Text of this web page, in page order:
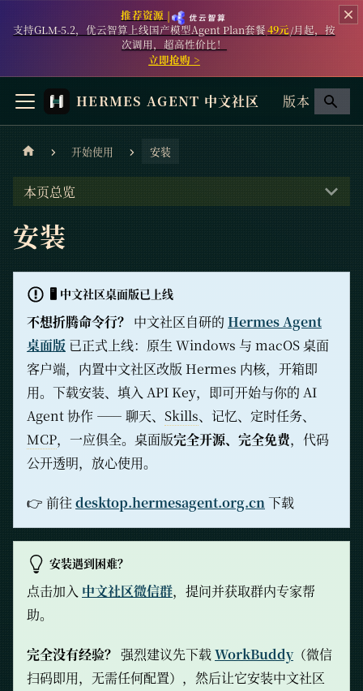
推荐资源 |
支持GLM-5.2，优云智算上线国产模型Agent Plan套餐49元/月起，按
次调用，超高性价比！
立即抢购 >
HERMES AGENT 中文社区 版本
开始使用 安装
本页总览
安装
🖥️ 中文社区桌面版已上线
不想折腾命令行？ 中文社区自研的 Hermes Agent
桌面版 已正式上线：原生 Windows 与 macOS 桌面
客户端，内置中文社区改版 Hermes 内核，开箱即
用。下载安装、填入 API Key，即可开始与你的 AI
Agent 协作 —— 聊天、 Skills、记忆、定时任务、
MCP，一应俱全。桌面版完全开源、完全免费，代码
公开透明，放心使用。
👉 前往 desktop.hermesagent.org.cn下载
安装遇到困难？
点击加入 中文社区微信群，提问并获取群内专家帮
助。
完全没有经验？ 强烈建议先下载WorkBuddy（微信
扫码即用，无需任何配置），然后让它安装中文社区